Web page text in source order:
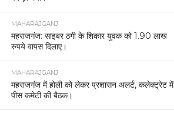
MAHARAJGANJ
महराजगंज: साइबर ठगी के शिकार युवक को 1.90 लाख
रुपये वापस दिलाए।
MAHARAJGANJ
महराजगंज में होली को लेकर प्रशासन अलर्ट, कलेक्ट्रेट में
पीस कमेटी की बैठक।